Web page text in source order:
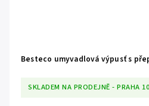
Besteco umyvadlová výpusť s
SKLADEM NA PRODEJNĚ - PRAHA 10